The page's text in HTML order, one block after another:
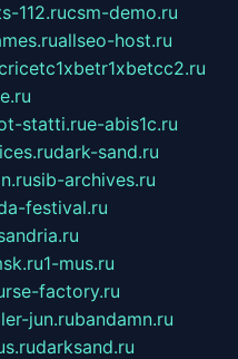
112.rucsm-demo.ru
allseo-host.ru
statti.rue-abis1c.ru
dark-sand.ru
sib-archives.ru
festival.ru
1-mus.ru
factory.ru
jun.rubandamn.ru
darksand.ru